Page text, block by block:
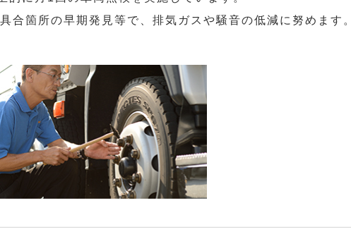
合箇所の早期発見等で、排気ガスや騒音の低減に努めます。